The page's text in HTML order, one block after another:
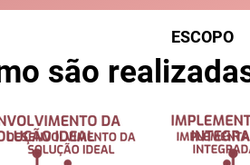
ESCOPO
são